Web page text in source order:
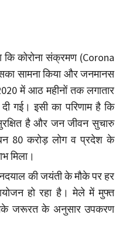
कि कोरोना संक्रमण (Corona
सामना किया और जनमानस
में आठ महीनों तक लगातार
गई। इसी का परिणाम है कि
है और जन जीवन सुचारु
80 करोड़ लोग व प्रदेश के
मिला।
की जयंती के मौके पर हर
हो रहा है। मेले में मुफ्त
जरूरत के अनुसार उपकरण